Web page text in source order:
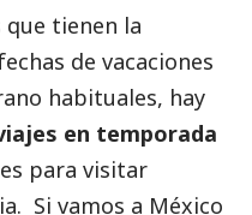
tienen la
de vacaciones
habituales, hay
en temporada
para visitar
Si vamos a México